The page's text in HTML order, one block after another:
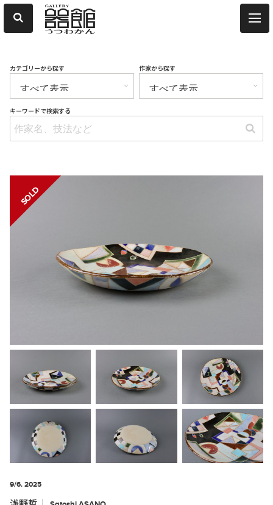
カテゴリーから探す 作家から探す
キーワードで検索する
9/6. 2025